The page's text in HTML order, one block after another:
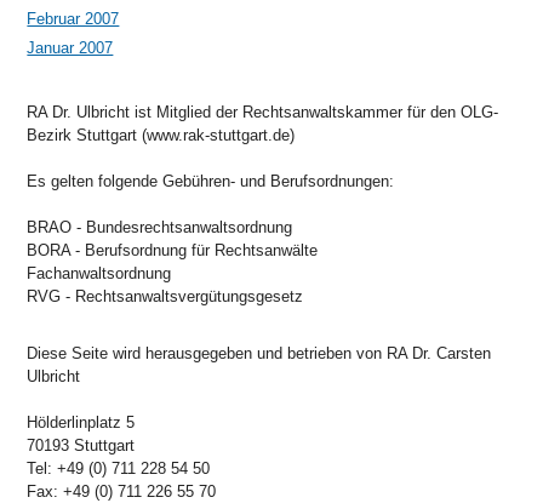
Februar 2007
Januar 2007
RA Dr. Ulbricht ist Mitglied der Rechtsanwaltskammer für den OLG-
Bezirk Stuttgart (www.rak-stuttgart.de)
Es gelten folgende Gebühren- und Berufsordnungen:
BRAO - Bundesrechtsanwaltsordnung
BORA - Berufsordnung für Rechtsanwälte
Fachanwaltsordnung
RVG - Rechtsanwaltsvergütungsgesetz
Diese Seite wird herausgegeben und betrieben von RA Dr. Carsten
Ulbricht
Hölderlinplatz 5
70193 Stuttgart
Tel: +49 (0) 711 228 54 50
Fax: +49 (0) 711 226 55 70